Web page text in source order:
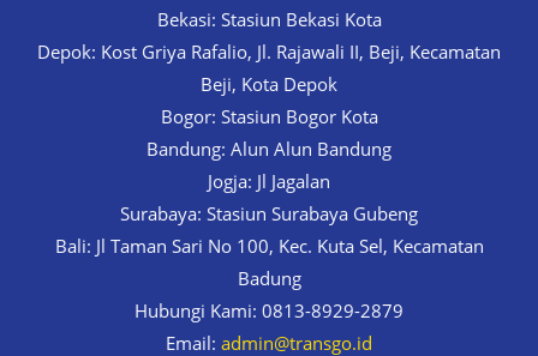
Bekasi: Stasiun Bekasi Kota
Depok: Kost Griya Rafalio, Jl. Rajawali II, Beji, Kecamatan
Beji, Kota Depok
Bogor: Stasiun Bogor Kota
Bandung: Alun Alun Bandung
Jogja: Jl Jagalan
Surabaya: Stasiun Surabaya Gubeng
Bali: Jl Taman Sari No 100, Kec. Kuta Sel, Kecamatan
Badung
Hubungi Kami: 0813-8929-2879
Email: admin@transgo.id